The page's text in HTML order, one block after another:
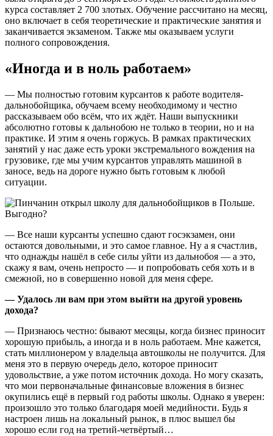
курса составляет 2 700 злотых. Обучение рассчитано на месяц,
оно включает в себя теоретические и практические занятия и
заканчивается экзаменом. Также мы оказываем услуги
полного сопровождения.
«Иногда и в ноль работаем»
— Мы полностью готовим курсантов к работе водителя-
дальнобойщика, обучаем всему необходимому и честно
рассказываем обо всём, что их ждёт. Наши выпускники
абсолютно готовы к дальнобою не только в теории, но и на
практике. И этим я очень горжусь. В рамках практических
занятий у нас даже есть уроки экстремального вождения на
грузовике, где мы учим курсантов управлять машиной в
заносе, ведь на дороге нужно быть готовым к любой
ситуации.
— Все наши курсанты успешно сдают госэкзамен, они
остаются довольными, и это самое главное. Ну а я счастлив,
что однажды нашёл в себе силы уйти из дальнобоя — а это,
скажу я вам, очень непросто — и попробовать себя хоть и в
смежной, но в совершенно новой для меня сфере.
— Удалось ли вам при этом выйти на другой уровень
дохода?
— Признаюсь честно: бывают месяцы, когда бизнес приносит
хорошую прибыль, а иногда и в ноль работаем. Мне кажется,
стать миллионером у владельца автошколы не получится. Для
меня это в первую очередь дело, которое приносит
удовольствие, а уже потом источник дохода. Но могу сказать,
что мои первоначальные финансовые вложения в бизнес
окупились ещё в первый год работы школы. Однако я уверен:
произошло это только благодаря моей медийности. Будь я
настроен лишь на локальный рынок, в плюс вышел бы
хорошо если год на третий-четвёртый…